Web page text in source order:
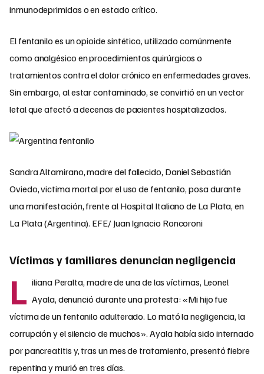
inmunodeprimidas o en estado crítico.
El fentanilo es un opioide sintético, utilizado comúnmente
como analgésico en procedimientos quirúrgicos o
tratamientos contra el dolor crónico en enfermedades graves.
Sin embargo, al estar contaminado, se convirtió en un vector
letal que afectó a decenas de pacientes hospitalizados.
Sandra Altamirano, madre del fallecido, Daniel Sebastián
Oviedo, victima mortal por el uso de fentanilo, posa durante
una manifestación, frente al Hospital Italiano de La Plata, en
La Plata (Argentina). EFE/ Juan Ignacio Roncoroni
Víctimas y familiares denuncian negligencia
L iliana Peralta, madre de una de las víctimas, Leonel
Ayala, denunció durante una protesta: «Mi hijo fue
víctima de un fentanilo adulterado. Lo mató la negligencia, la
corrupción y el silencio de muchos». Ayala había sido internado
por pancreatitis y, tras un mes de tratamiento, presentó fiebre
repentina y murió en tres días.